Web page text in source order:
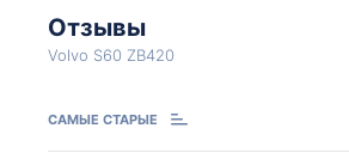
Отзывы
Volvo S60 ZB420
САМЫЕ СТАРЫЕ